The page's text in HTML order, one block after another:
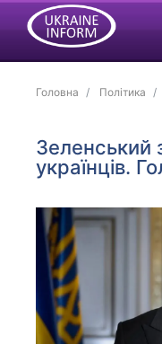
Головна Політика
Зеленський
українців.